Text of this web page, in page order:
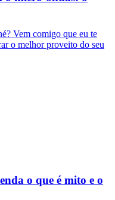
Vem comigo que eu te
o melhor proveito do seu
o que é mito e o